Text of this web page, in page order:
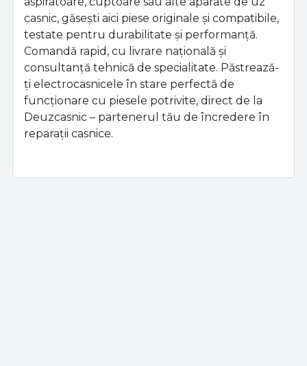
casnic, găsești aici piese originale și compatibile,
testate pentru durabilitate și performanță.
Comandă rapid, cu livrare națională și
consultanță tehnică de specialitate. Păstrează-
ți electrocasnicele în stare perfectă de
funcționare cu piesele potrivite, direct de la
Deuzcasnic – partenerul tău de încredere în
reparații casnice.